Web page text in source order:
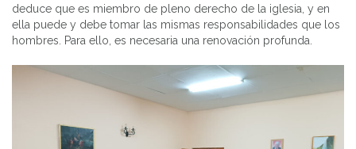
deduce que es miembro de pleno derecho de la iglesia, y en
ella puede y debe tomar las mismas responsabilidades que los
hombres. Para ello, es necesaria una renovación profunda.